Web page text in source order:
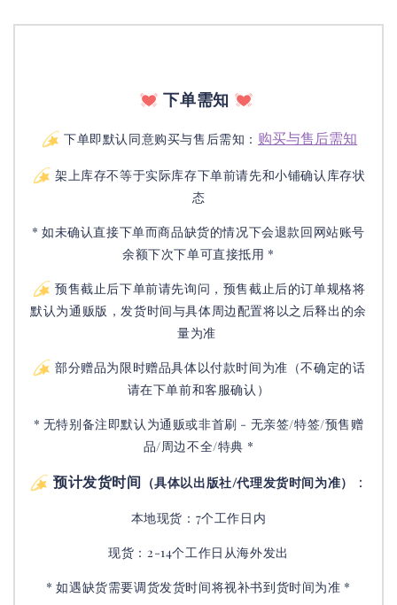
下单需知
下单即默认同意购买与售后需知： 购买与售后需知
架上库存不等于实际库存下单前请先和小铺确认库存状
态
* 如未确认直接下单而商品缺货的情况下会退款回网站账号
余额下次下单可直接抵用 *
预售截止后下单前请先询问，预售截止后的订单规格将
默认为通贩版，发货时间与具体周边配置将以之后释出的余
量为准
部分赠品为限时赠品具体以付款时间为准（不确定的话
请在下单前和客服确认）
* 无特别备注即默认为通贩或非首刷 - 无亲签/特签/预售赠
品/周边不全/特典 *
预计发货时间 （具体以出版社/代理发货时间为准） ：
本地现货：7个工作日内
现货：2-14个工作日从海外发出
* 如遇缺货需要调货发货时间将视补书到货时间为准 *